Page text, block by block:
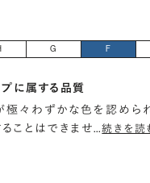
G F
に属する品質
々わずかな色を認めら
ことはできませ…続きを読